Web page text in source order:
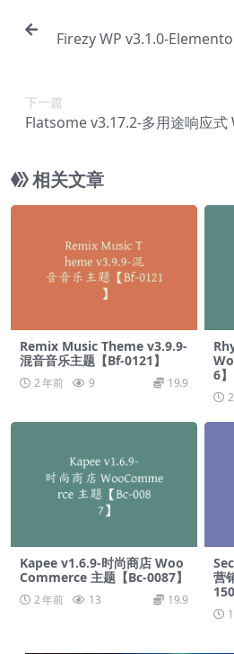
Firezy WP v3.1.0-
下一篇
Flatsome v3.17.2-多用途响应
相关文章
Remix Music Theme v3.9.9-
混音音乐主题【Bf-0121】
2 年前 9 19.9
6】
Kapee v1.6.9-时尚商店 Woo
Commerce 主题【Bc-0087】
2 年前 13 19.9
营
150